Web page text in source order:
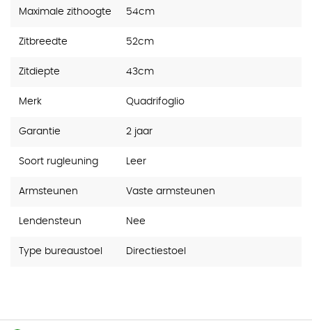
Maximale zithoogte 54cm
Zitbreedte 52cm
Zitdiepte 43cm
Merk Quadrifoglio
Garantie 2 jaar
Soort rugleuning Leer
Armsteunen Vaste armsteunen
Lendensteun Nee
Type bureaustoel Directiestoel